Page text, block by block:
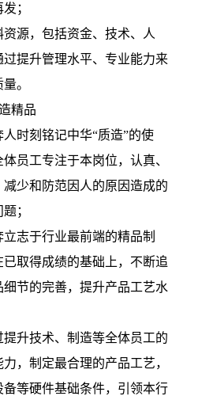
；
资源，包括资金、技术、人
过提升管理水平、专业能力来
。
精品
人时刻铭记中华“质造”的使
体员工专注于本岗位，认真、
减少和防范因人的原因造成的
；
立志于行业最前端的精品制
已取得成绩的基础上，不断追
细节的完善，提升产品工艺水
提升技术、制造等全体员工的
力，制定最合理的产品工艺，
备等硬件基础条件，引领本行